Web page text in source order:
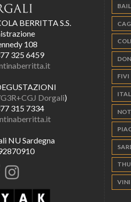
BERRITTA S.S.
108
325 6459
Dorgali)
315 7334
NU Sardegna
FIVI
VINI